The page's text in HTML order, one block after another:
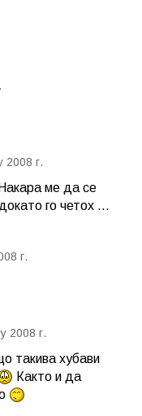
2008 г.
ме да се
го четох ...
г.
2008 г.
такива хубави
Както и да